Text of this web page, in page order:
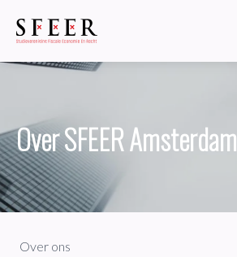
Over SFEER Amsterdam
Over ons